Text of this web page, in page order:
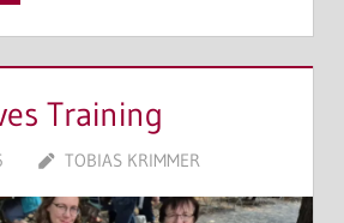
Training
TOBIAS KRIMMER